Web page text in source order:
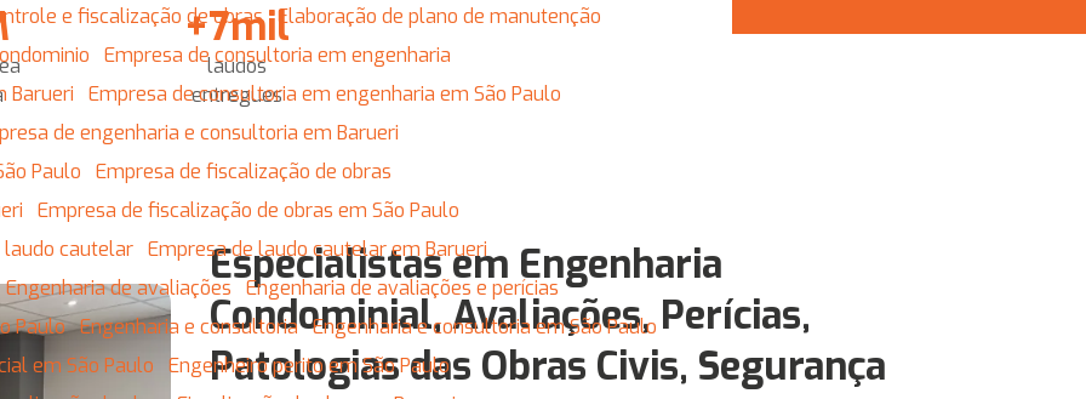
e fiscalização de obras
Elaboração de plano de manutenção
Empresa de consultoria em engenharia
Barueri
Empresa de consultoria em engenharia em São Paulo
de engenharia e consultoria em Barueri
Paulo
Empresa de fiscalização de obras
Empresa de fiscalização de obras em São Paulo
laudo cautelar
Empresa de laudo cautelar em Barueri
Engenharia de avaliações
Engenharia de avaliações e perícias
Paulo
Engenharia e consultoria
Engenharia e consultoria em São Paulo
em São Paulo
Engenheiro perito em São Paulo
+7mil
laudos
entregues
Especialistas em Engenharia
Condominial, Avaliações, Perícias,
Patologias das Obras Civis, Segurança